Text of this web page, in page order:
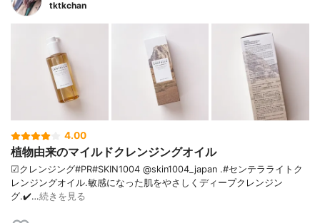
tktkchan
4.00
植物由来のマイルドクレンジングオイル
☑クレンジング#PR#SKIN1004 @skin1004_japan .#センテラライトク
レンジングオイル.敏感になった肌をやさしくディープクレンジン
グ.✔️…続きを見る